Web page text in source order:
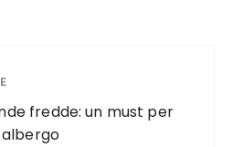
fredde: un must per